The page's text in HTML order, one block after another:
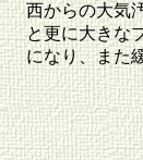
西からの大気
と更に大きな
になり、また